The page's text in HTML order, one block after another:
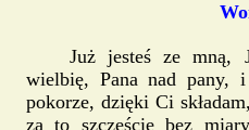
Już jesteś ze mną,
wielbię, Pana nad pany,
pokorze, dzięki Ci
za to szczęście bez